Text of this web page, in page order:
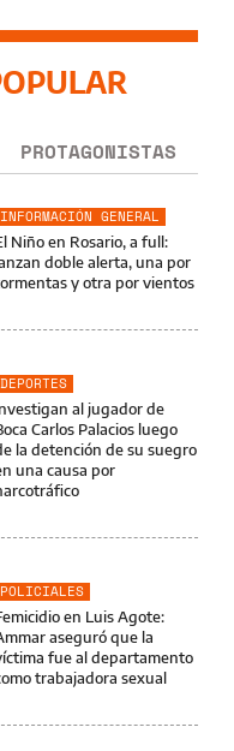
PROTAGONISTAS
INFORMACIÓN GENERAL
Niño en Rosario, a full:
doble alerta, una por
y otra por vientos
DEPORTES
al jugador de
Carlos Palacios luego
la detención de su suegro
una causa por
POLICIALES
en Luis Agote:
aseguró que la
fue al departamento
trabajadora sexual